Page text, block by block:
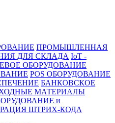
ПРОМЫШЛЕННАЯ
ДЛЯ СКЛАДА IoT -
ОБОРУДОВАНИЕ
POS ОБОРУДОВАНИЕ
БАНКОВСКОЕ
МАТЕРИАЛЫ
и
ШТРИХ-КОДА